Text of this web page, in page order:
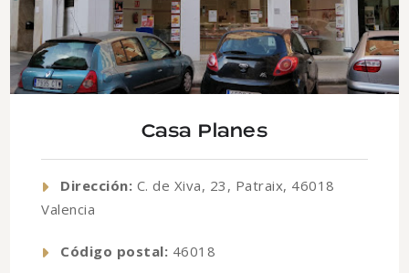
Casa Planes
Dirección: C. de Xiva, 23, Patraix, 46018
Valencia
Código postal: 46018